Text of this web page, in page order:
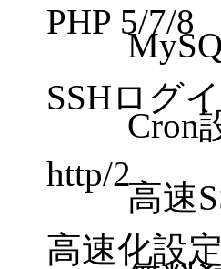
PHP 5/7/8
SSHログ
Cron
http/2
高速
高速化設定